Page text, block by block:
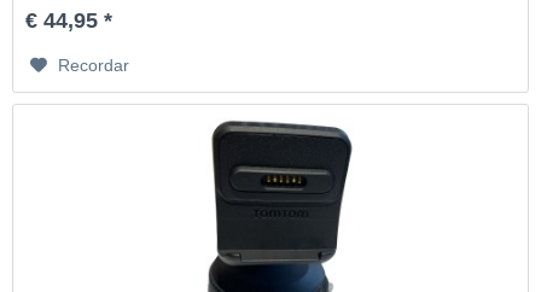
€ 44,95 *
Recordar